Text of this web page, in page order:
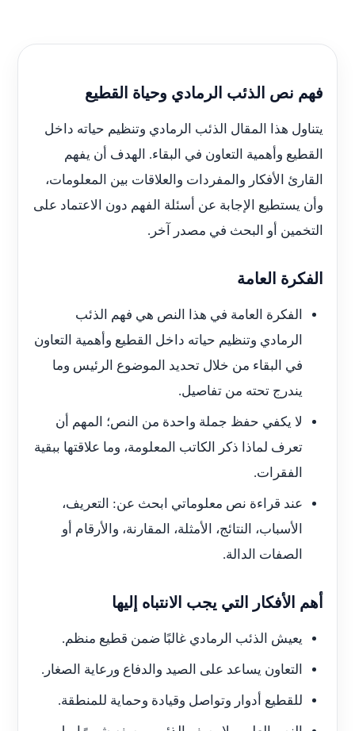
فهم نص الذئب الرمادي وحياة القطيع
يتناول هذا المقال الذئب الرمادي وتنظيم حياته داخل
القطيع وأهمية التعاون في البقاء. الهدف أن يفهم
القارئ الأفكار والمفردات والعلاقات بين المعلومات،
وأن يستطيع الإجابة عن أسئلة الفهم دون الاعتماد على
التخمين أو البحث في مصدر آخر.
الفكرة العامة
الفكرة العامة في هذا النص هي فهم الذئب
الرمادي وتنظيم حياته داخل القطيع وأهمية التعاون
في البقاء من خلال تحديد الموضوع الرئيس وما
يندرج تحته من تفاصيل.
لا يكفي حفظ جملة واحدة من النص؛ المهم أن
تعرف لماذا ذكر الكاتب المعلومة، وما علاقتها ببقية
الفقرات.
عند قراءة نص معلوماتي ابحث عن: التعريف،
الأسباب، النتائج، الأمثلة، المقارنة، والأرقام أو
الصفات الدالة.
أهم الأفكار التي يجب الانتباه إليها
يعيش الذئب الرمادي غالبًا ضمن قطيع منظم.
التعاون يساعد على الصيد والدفاع ورعاية الصغار.
للقطيع أدوار وتواصل وقيادة وحماية للمنطقة.